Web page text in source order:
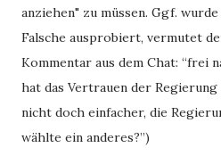
anziehen" zu müssen. Ggf.
Falsche ausprobiert, vermutet
Kommentar aus dem Chat: “frei
hat das Vertrauen der
nicht doch einfacher, die
wählte ein anderes?”)